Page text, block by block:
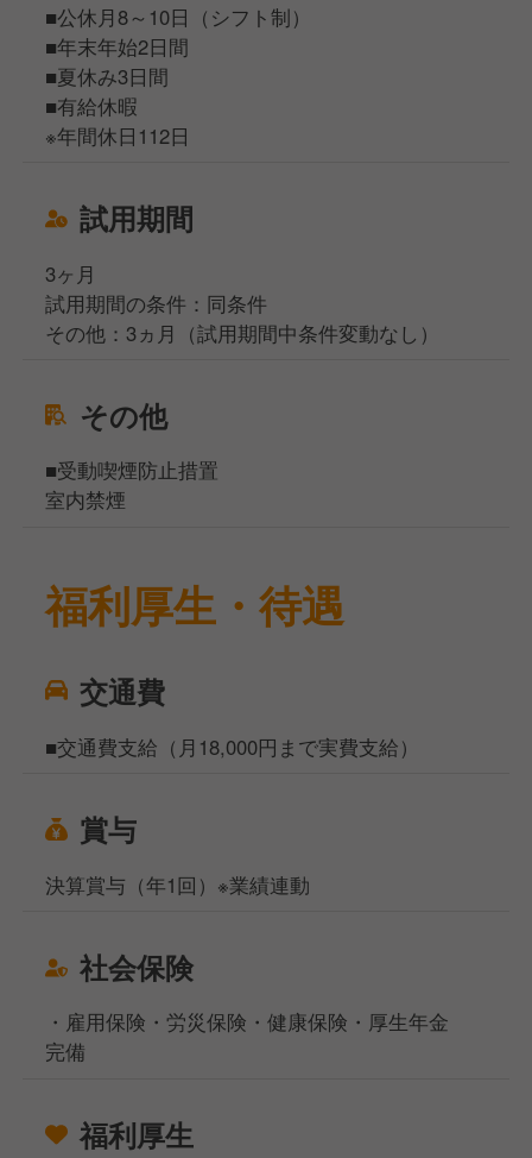
■公休月8～10日（シフト制）
■年末年始2日間
■夏休み3日間
■有給休暇
※年間休日112日
試用期間
3ヶ月
試用期間の条件：同条件
その他：3ヵ月（試用期間中条件変動なし）
その他
■受動喫煙防止措置
室内禁煙
福利厚生・待遇
交通費
■交通費支給（月18,000円まで実費支給）
賞与
決算賞与（年1回）※業績連動
社会保険
・雇用保険・労災保険・健康保険・厚生年金
完備
福利厚生